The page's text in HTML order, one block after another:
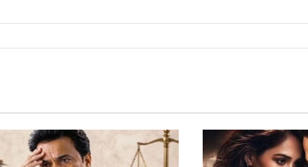
ارجن